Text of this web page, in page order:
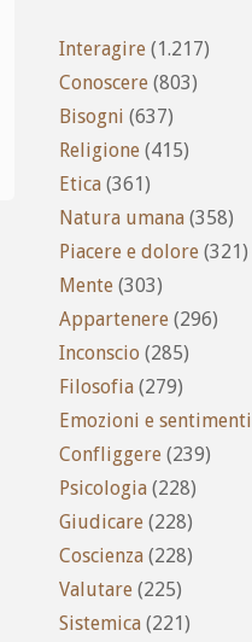
Interagire (1.217)
Conoscere (803)
Bisogni (637)
Religione (415)
Etica (361)
Natura umana (358)
Piacere e dolore (321)
Mente (303)
Appartenere (296)
Inconscio (285)
Filosofia (279)
Emozioni e sentimenti
Confliggere (239)
Psicologia (228)
Giudicare (228)
Coscienza (228)
Valutare (225)
Sistemica (221)